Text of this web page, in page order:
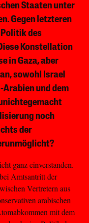
Staaten unter
Gegen letzteren
des
Konstellation
in Gaza, aber
sowohl Israel
und dem
noch
der
ganz einverstanden.
Amtsantritt der
Vertretern aus
arabischen
mit dem